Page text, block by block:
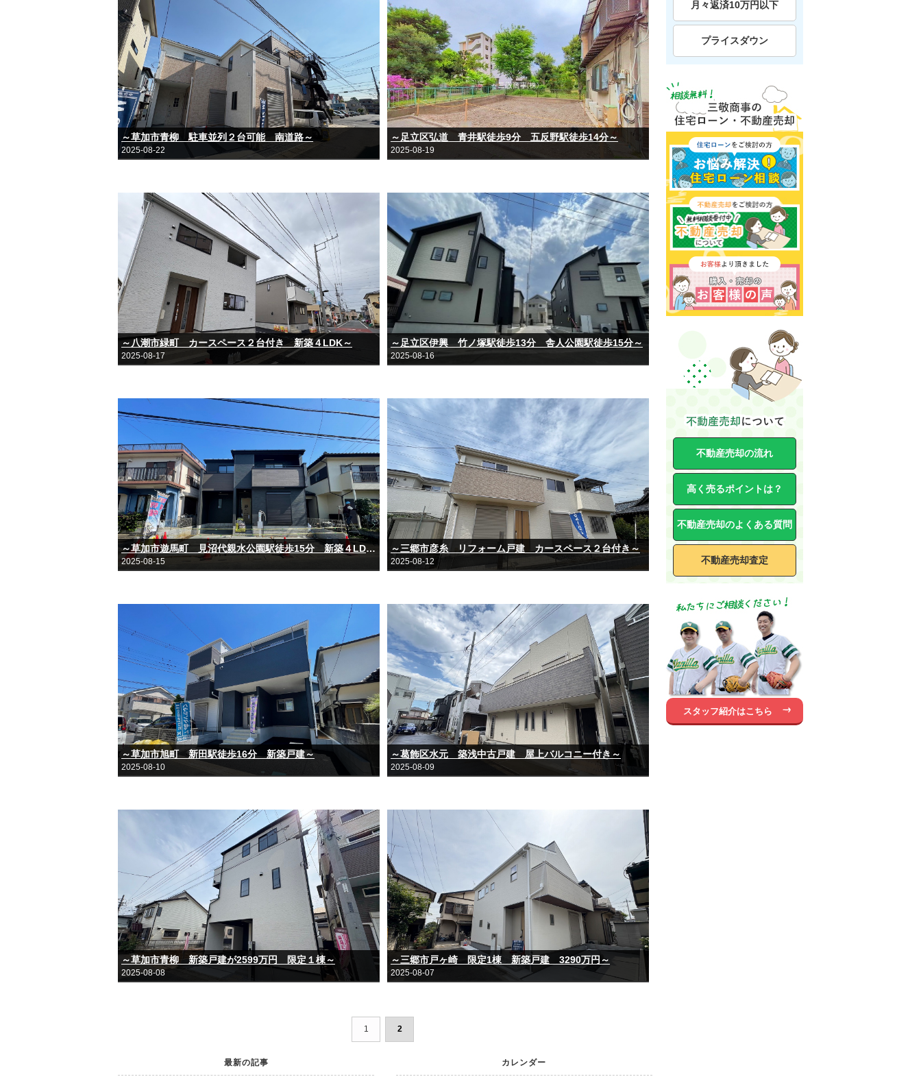
～草加市青柳 駐車並列２台可能 南道路～
2025-08-22
～足立区弘道 青井駅徒歩9分 五反野駅徒歩14分～
2025-08-19
～八潮市緑町 カースペース２台付き 新築４LDK～
2025-08-17
～足立区伊興 竹ノ塚駅徒歩13分 舎人公園駅徒歩15分～
2025-08-16
～草加市遊馬町 見沼代親水公園駅徒歩15分 新築４LDK～
2025-08-15
～三郷市彦糸 リフォーム戸建 カースペース２台付き～
2025-08-12
～草加市旭町 新田駅徒歩16分 新築戸建～
2025-08-10
～葛飾区水元 築浅中古戸建 屋上バルコニー付き～
2025-08-09
～草加市青柳 新築戸建が2599万円 限定１棟～
2025-08-08
～三郷市戸ヶ崎 限定1棟 新築戸建 3290万円～
2025-08-07
1 2
最新の記事 カレンダー
月々返済10万円以下
プライスダウン
不動産売却の流れ
高く売るポイントは？
不動産売却のよくある質問
不動産売却査定
スタッフ紹介はこちら